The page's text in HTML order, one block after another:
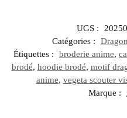
UGS :
Catégories :
Étiquettes :
broderie anime,
brodé, hoodie brodé, motif
anime, vegeta scouter
Marque :